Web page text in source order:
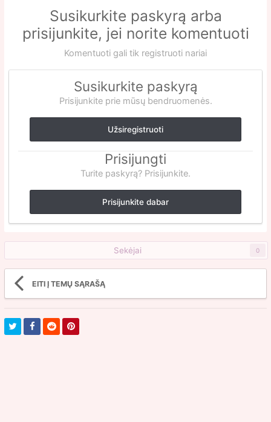
Susikurkite paskyrą arba
prisijunkite, jei norite komentuoti
Komentuoti gali tik registruoti nariai
Susikurkite paskyrą
Prisijunkite prie mūsų bendruomenės.
Užsiregistruoti
Prisijungti
Turite paskyrą? Prisijunkite.
Prisijunkite dabar
Sekėjai 0
EITI Į TEMŲ SĄRAŠĄ